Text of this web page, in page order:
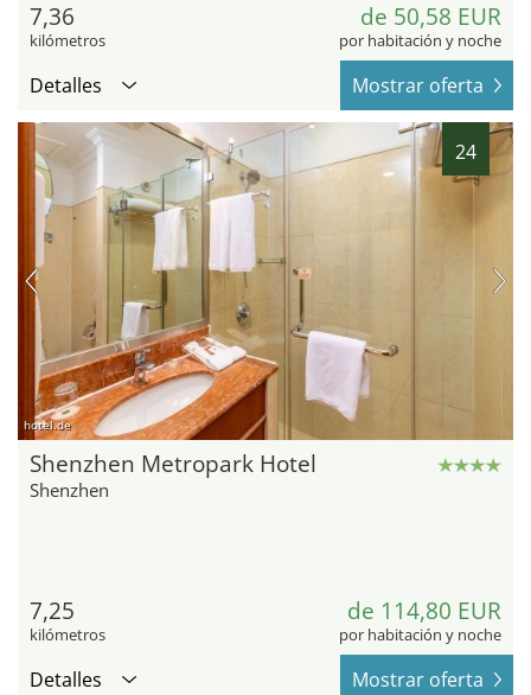
7,36
kilómetros
de 50,58 EUR
por habitación y noche
Detalles Mostrar oferta
24
hotel.de
Shenzhen Metropark Hotel
Shenzhen
7,25
kilómetros
de 114,80 EUR
por habitación y noche
Detalles Mostrar oferta